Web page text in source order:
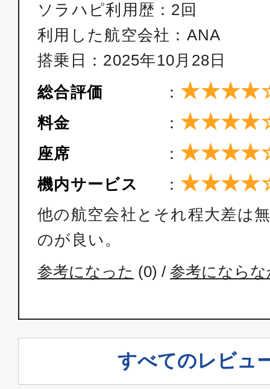
JAL687
クラスJ
東京(羽田)
08:05
JAL689
クラスJ
東京(羽田)
09:55
宮崎
JAL691
クラスJ
11:40
JAL693
東京(羽田)
14:20
宮崎
ソラハピ利用歴：2回
利用した航空会社：ANA
搭乗日：2025年10月28日
総合評価
：
料金 ：
座席 ：
機内サービス ：
他の航空会社とそれ程大差は
のが良い。
参考になった (0) / 参考になら
すべてのレビュ